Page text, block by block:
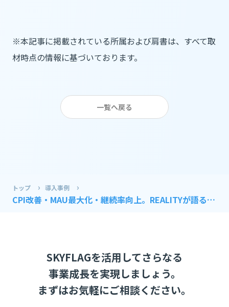
※本記事に掲載されている所属および肩書は、すべて取
材時点の情報に基づいております。
一覧へ戻る
トップ 導入事例
CPI改善・MAU最大化・継続率向上。REALITYが語る
SKYFLAGを活用してさらなる
事業成長を実現しましょう。
まずはお気軽にご相談ください。